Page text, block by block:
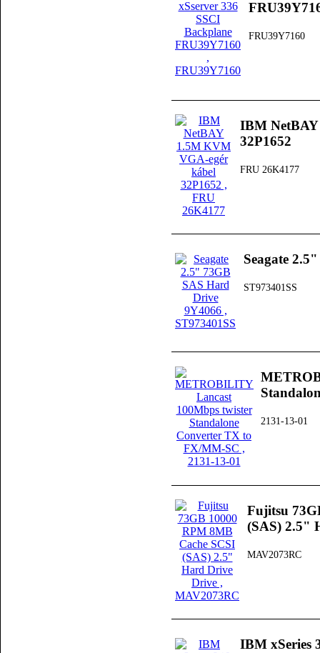
FRU39Y7160
IBM
32P1652
FRU 26K4177
Seagate
ST973401SS
2131-13-01
Fujitsu
(SAS) 2.5"
MAV2073RC
IBM xSeries